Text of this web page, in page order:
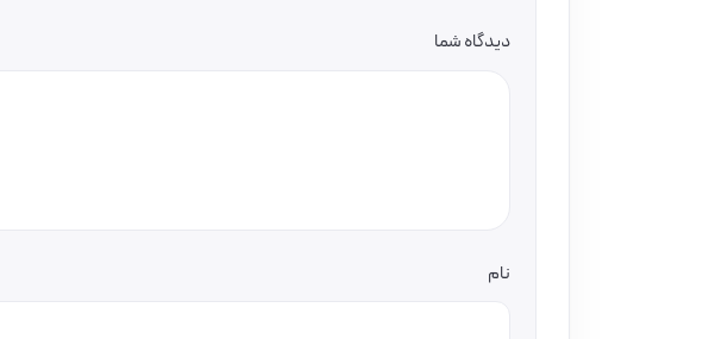
دیدگاه شما
نام